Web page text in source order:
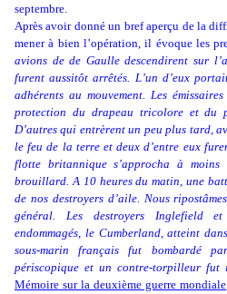
septembre.
Après avoir donné un bref aperçu de la
mener à bien l’opération, il évoque les
avions de de Gaulle descendirent sur
furent aussitôt arrêtés. L’un d’eux
adhérents au mouvement. Les
protection du drapeau tricolore et du
D’autres qui entrèrent un peu plus tard,
le feu de la terre et deux d’entre eux
flotte britannique s’approcha à
brouillard. A 10 heures du matin, une
de nos destroyers d’aile. Nous
général. Les destroyers Inglefield
endommagés, le Cumberland, atteint
sous-marin français fut bombardé
périscopique et un contre-torpilleur fut
Mémoire sur la deuxième guerre mondiale